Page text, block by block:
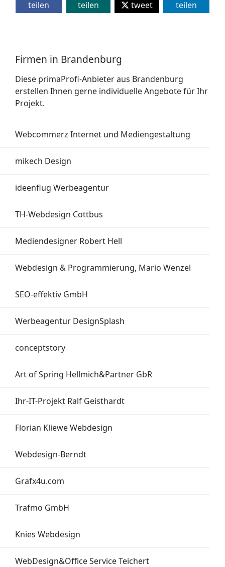
teilen teilen tweet teilen
Firmen in Brandenburg
Diese primaProfi-Anbieter aus Brandenburg
erstellen Ihnen gerne individuelle Angebote für Ihr
Projekt.
Webcommerz Internet und Mediengestaltung
mikech Design
ideenflug Werbeagentur
TH-Webdesign Cottbus
Mediendesigner Robert Hell
Webdesign & Programmierung, Mario Wenzel
SEO-effektiv GmbH
Werbeagentur DesignSplash
conceptstory
Art of Spring Hellmich&Partner GbR
Ihr-IT-Projekt Ralf Geisthardt
Florian Kliewe Webdesign
Webdesign-Berndt
Grafx4u.com
Trafmo GmbH
Knies Webdesign
WebDesign&Office Service Teichert